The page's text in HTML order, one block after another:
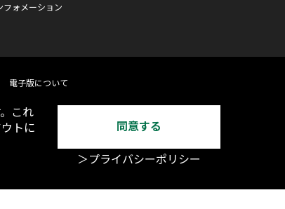
フォメーション
電子版について
これ
トに
同意する
＞プライバシーポリシー